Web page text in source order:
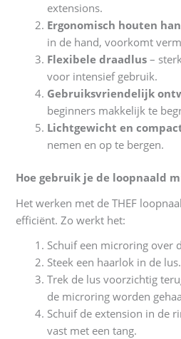
extensions.
Ergonomisch houten
in de hand, voorkomt
Flexibele draadlus –
voor intensief gebruik.
Gebruiksvriendelijk
beginners makkelijk te
Lichtgewicht en
nemen en op te bergen.
Hoe gebruik je de loopnaald
Het werken met de THEF
efficiënt. Zo werkt het:
Schuif een microring over
Steek een haarlok in de lus.
Trek de lus voorzichtig
de microring worden
Schuif de extension in de
vast met een tang.